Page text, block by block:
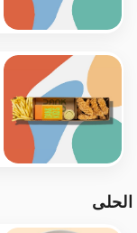
الحلى